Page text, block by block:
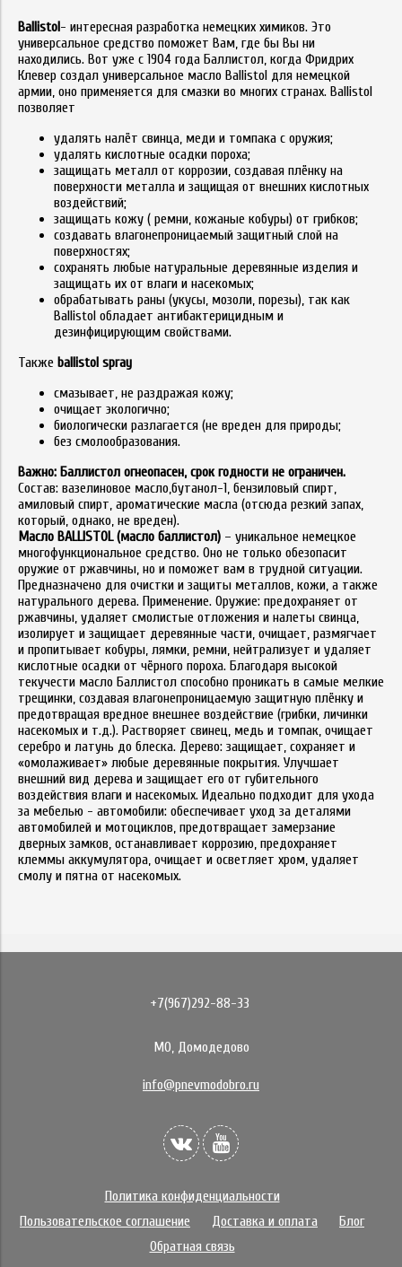
Ballistol- интересная разработка немецких химиков. Это
универсальное средство поможет Вам, где бы Вы ни
находились. Вот уже с 1904 года Баллистол, когда Фридрих
Клевер создал универсальное масло Ballistol для немецкой
армии, оно применяется для смазки во многих странах. Ballistol
позволяет
удалять налёт свинца, меди и томпака с оружия;
удалять кислотные осадки пороха;
защищать металл от коррозии, создавая плёнку на
поверхности металла и защищая от внешних кислотных
воздействий;
защищать кожу ( ремни, кожаные кобуры) от грибков;
создавать влагонепроницаемый защитный слой на
поверхностях;
сохранять любые натуральные деревянные изделия и
защищать их от влаги и насекомых;
обрабатывать раны (укусы, мозоли, порезы), так как
Ballistol обладает антибактерицидным и
дезинфицирующим свойствами.
Также ballistol spray
смазывает, не раздражая кожу;
очищает экологично;
биологически разлагается (не вреден для природы;
без смолообразования.
Важно: Баллистол огнеопасен, срок годности не ограничен.
Состав: вазелиновое масло,бутанол-1, бензиловый спирт,
амиловый спирт, ароматические масла (отсюда резкий запах,
который, однако, не вреден).
Масло BALLISTOL (масло баллистол) – уникальное немецкое
многофункциональное средство. Оно не только обезопасит
оружие от ржавчины, но и поможет вам в трудной ситуации.
Предназначено для очистки и защиты металлов, кожи, а также
натурального дерева. Применение. Оружие: предохраняет от
ржавчины, удаляет смолистые отложения и налеты свинца,
изолирует и защищает деревянные части, очищает, размягчает
и пропитывает кобуры, лямки, ремни, нейтрализует и удаляет
кислотные осадки от чёрного пороха. Благодаря высокой
текучести масло Баллистол способно проникать в самые мелкие
трещинки, создавая влагонепроницаемую защитную плёнку и
предотвращая вредное внешнее воздействие (грибки, личинки
насекомых и т.д.). Растворяет свинец, медь и томпак, очищает
серебро и латунь до блеска. Дерево: защищает, сохраняет и
«омолаживает» любые деревянные покрытия. Улучшает
внешний вид дерева и защищает его от губительного
воздействия влаги и насекомых. Идеально подходит для ухода
за мебелью - автомобили: обеспечивает уход за деталями
автомобилей и мотоциклов, предотвращает замерзание
дверных замков, останавливает коррозию, предохраняет
клеммы аккумулятора, очищает и осветляет хром, удаляет
смолу и пятна от насекомых.
+7(967)292-88-33
МО, Домодедово
info@pnevmodobro.ru
Политика конфиденциальности
Пользовательское соглашение
Доставка и оплата
Блог
Обратная связь